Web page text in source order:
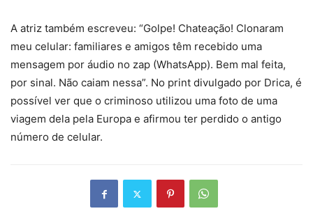
A atriz também escreveu: “Golpe! Chateação! Clonaram
meu celular: familiares e amigos têm recebido uma
mensagem por áudio no zap (WhatsApp). Bem mal feita,
por sinal. Não caiam nessa”. No print divulgado por Drica, é
possível ver que o criminoso utilizou uma foto de uma
viagem dela pela Europa e afirmou ter perdido o antigo
número de celular.